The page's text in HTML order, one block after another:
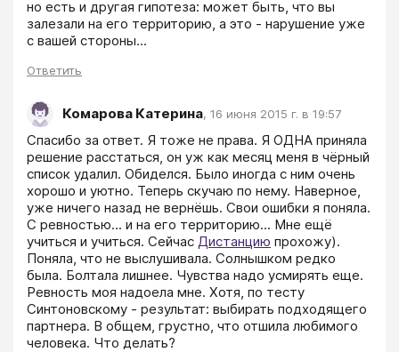
но есть и другая гипотеза: может быть, что вы
залезали на его территорию, а это - нарушение уже
с вашей стороны...
Ответить
Комарова Катерина, 16 июня 2015 г. в 19:57
Спасибо за ответ. Я тоже не права. Я ОДНА приняла
решение расстаться, он уж как месяц меня в чёрный
список удалил. Обиделся. Было иногда с ним очень
хорошо и уютно. Теперь скучаю по нему. Наверное,
уже ничего назад не вернёшь. Свои ошибки я поняла.
С ревностью... и на его территорию... Мне ещё
учиться и учиться. Сейчас Дистанцию прохожу).
Поняла, что не выслушивала. Солнышком редко
была. Болтала лишнее. Чувства надо усмирять еще.
Ревность моя надоела мне. Хотя, по тесту
Синтоновскому - результат: выбирать подходящего
партнера. В общем, грустно, что отшила любимого
человека. Что делать?